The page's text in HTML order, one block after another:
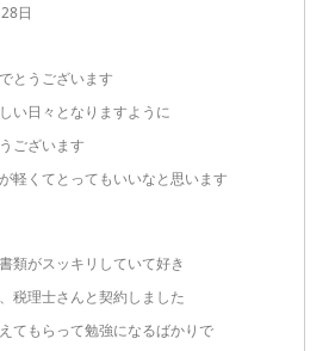
日
とうございます
い日々となりますように
ございます
軽くてとってもいいなと思います
類がスッキリしていて好き
税理士さんと契約しました
てもらって勉強になるばかりで